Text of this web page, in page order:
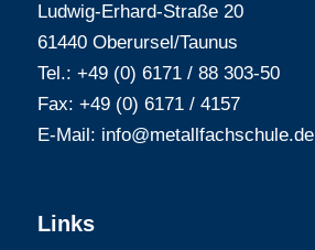
Ludwig-Erhard-Straße 20
61440 Oberursel/Taunus
Tel.: +49 (0) 6171 / 88 303-50
Fax: +49 (0) 6171 / 4157
E-Mail: info@metallfachschule.de
Links